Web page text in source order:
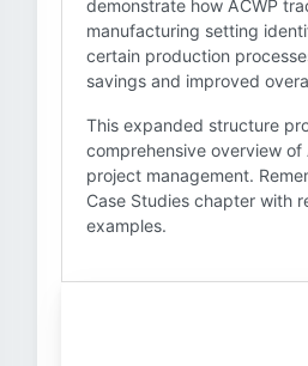
demonstrate how ACWP
manufacturing setting
certain production
savings and improved
This expanded structure
comprehensive overview of
project management.
Case Studies chapter with
examples.